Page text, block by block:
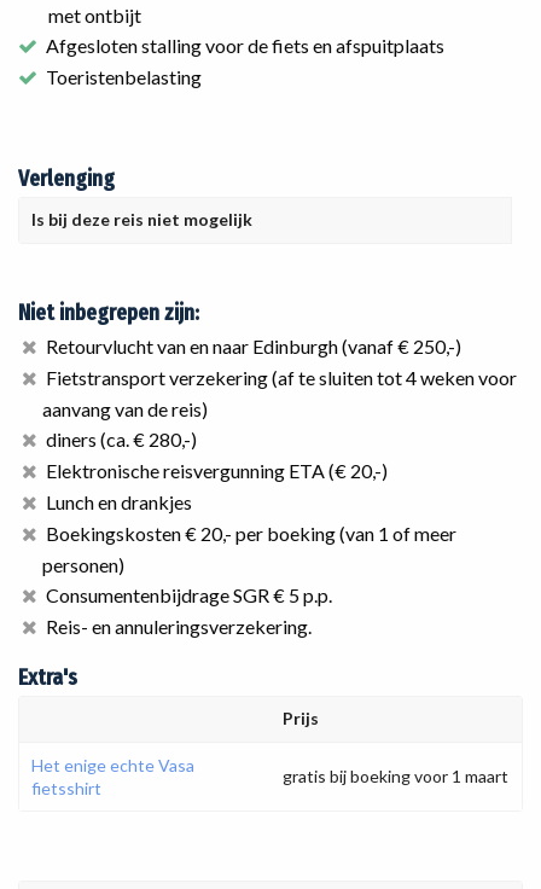
met ontbijt
Afgesloten stalling voor de fiets en afspuitplaats
Toeristenbelasting
Verlenging
Is bij deze reis niet mogelijk
Niet inbegrepen zijn:
Retourvlucht van en naar Edinburgh (vanaf € 250,-)
Fietstransport verzekering (af te sluiten tot 4 weken voor
aanvang van de reis)
diners (ca. € 280,-)
Elektronische reisvergunning ETA (€ 20,-)
Lunch en drankjes
Boekingskosten € 20,- per boeking (van 1 of meer
personen)
Consumentenbijdrage SGR € 5 p.p.
Reis- en annuleringsverzekering.
Extra's
Prijs
Het enige echte Vasa
fietsshirt
gratis bij boeking voor 1 maart